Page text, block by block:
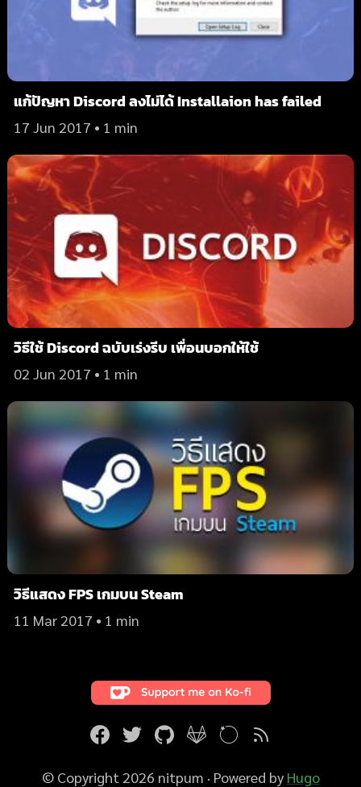
แก้ปัญหา Discord ลงไม่ได้ Installaion has failed
17 Jun 2017 • 1 min
วิธีใช้ Discord ฉบับเร่งรีบ เพื่อนบอกให้ใช้
02 Jun 2017 • 1 min
วิธีแสดง FPS เกมบน Steam
11 Mar 2017 • 1 min
© Copyright 2026 nitpum · Powered by Hugo